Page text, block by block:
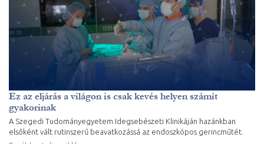
Ez az eljárás a világon is csak kevés helyen számít
gyakorinak
A Szegedi Tudományegyetem Idegsebészeti Klinikáján hazánkban
elsőként vált rutinszerű beavatkozássá az endoszkópos gerincműtét.